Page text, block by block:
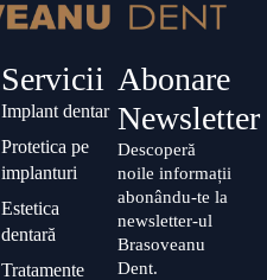
Servicii
Implant dentar
Protetica pe
implanturi
Estetica
dentară
Tratamente
Abonare
Newsletter
Descoperă
noile informații
abonându-te la
newsletter-ul
Brasoveanu
Dent.